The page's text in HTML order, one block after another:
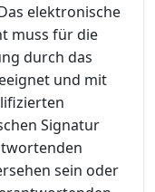
elektronische
muss für die
durch das
und mit
Signatur
sein oder